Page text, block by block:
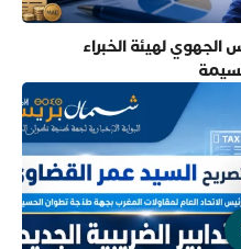
لهيئة الخبراء